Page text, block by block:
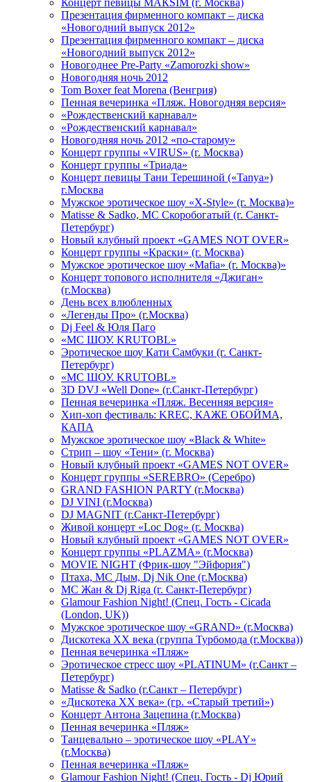
Концерт певицы МАКSIМ (г. Москва)
Презентация фирменного компакт – диска
«Новогодний выпуск 2012»
Презентация фирменного компакт – диска
«Новогодний выпуск 2012»
Новогоднее Pre-Party «Zamorozki show»
Новогодняя ночь 2012
Tom Boxer feat Morena (Венгрия)
Пенная вечеринка «Пляж. Новогодняя версия»
«Рождественский карнавал»
«Рождественский карнавал»
Новогодняя ночь 2012 «по-старому»
Концерт группы «VIRUS» (г. Москва)
Концерт группы «Триада»
Концерт певицы Тани Терешиной («Tanya»)
г.Москва
Мужское эротическое шоу «X-Style» (г. Москва)»
Matissе & Sadko, MC Скоробогатый (г. Санкт-
Петербург)
Новый клубный проект «GAMES NOT OVER»
Концерт группы «Краски» (г. Москва)
Мужское эротическое шоу «Mafia» (г. Москва)»
Концерт топового исполнителя «Джиган»
(г.Москва)
День всех влюбленных
«Легенды Про» (г.Москва)
Dj Feel & Юля Паго
«МС ШОУ. KRUTOBL»
Эротическое шоу Кати Самбуки (г. Санкт-
Петербург)
«МС ШОУ. KRUTOBL»
3D DVJ «Well Done» (г.Санкт-Петербург)
Пенная вечеринка «Пляж. Весенняя версия»
Хип-хоп фестиваль: KREC, КАЖЕ ОБОЙМА,
КАПА
Мужское эротическое шоу «Black & White»
Стрип – шоу «Тени» (г. Москва)
Новый клубный проект «GAMES NOT OVER»
Концерт группы «SEREBRO» (Серебро)
GRAND FASHION PARTY (г.Москва)
DJ VINI (г.Москва)
DJ MAGNIT (г.Санкт-Петербург)
Живой концерт «Loc Dog» (г. Москва)
Новый клубный проект «GAMES NOT OVER»
Концерт группы «PLAZMA» (г.Москва)
MOVIE NIGHT (Фрик-шоу "Эйфория")
Птаха, МС Дым, Dj Nik One (г.Москва)
МС Жан & Dj Riga (г. Санкт-Петербург)
Glamour Fashion Night! (Спец. Гость - Cicada
(London, UK))
Мужское эротическое шоу «GRAND» (г.Москва)
Дискотека XX века (группа Турбомода (г.Москва))
Пенная вечеринка «Пляж»
Эротическое стресс шоу «PLATINUM» (г.Санкт –
Петербург)
Matisse & Sadko (г.Санкт – Петербург)
«Дискотека ХХ века» (гр. «Старый третий»)
Концерт Антона Зацепина (г.Москва)
Пенная вечеринка «Пляж»
Танцевально – эротическое шоу «PLAY»
(г.Москва)
Пенная вечеринка «Пляж»
Glamour Fashion Night! (Спец. Гость - Dj Юрий